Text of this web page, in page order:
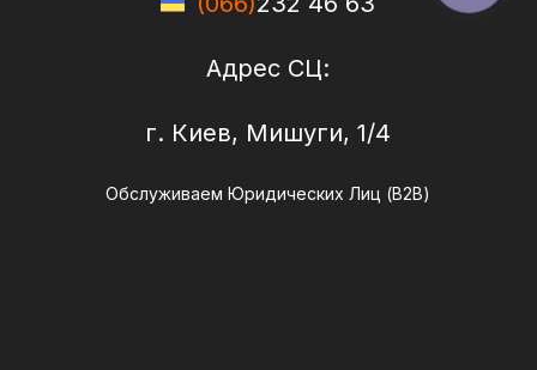
Адрес СЦ:
г. Киев, Мишуги, 1/4
Обслуживаем Юридических Лиц (B2B)